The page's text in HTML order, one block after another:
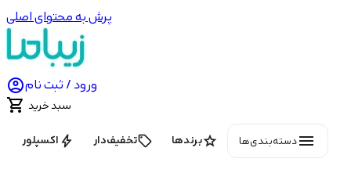
پرش به محتوای اصلی
ورود / ثبت نام
 سبد خرید
menuدسته‌بندی‌ها starبرندها local_offerتخفیف‌دار boltاکسپلور